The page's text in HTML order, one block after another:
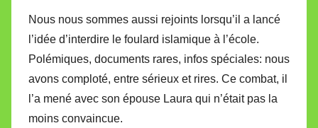
Nous nous sommes aussi rejoints lorsqu’il a lancé
l’idée d’interdire le foulard islamique à l’école.
Polémiques, documents rares, infos spéciales: nous
avons comploté, entre sérieux et rires. Ce combat, il
l’a mené avec son épouse Laura qui n’était pas la
moins convaincue.